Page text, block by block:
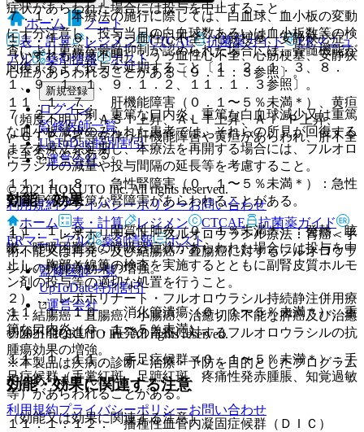
症状があらわれた場合には投与を中止すること。
１１．１．６． うっ血性心不全、心筋梗塞、安静狭心症
（いずれも頻度不明）：うっ血性心不全、心筋梗塞、安静狭
心症があらわれることがある〔９．１．３参照〕。
１１．１．７． 肝機能障害（０．１〜５％未満＊）、黄疸
（頻度不明）：ＡＳＴ上昇、ＡＬＴ上昇、Ａｌ−Ｐ上昇、
γ−ＧＴＰ上昇等を伴う肝機能障害や黄疸があらわれ、肝不全
に至ることがある。
１１．１．８． 急性腎障害（０．１〜５％未満＊）：急性
腎障害等の重篤な腎障害があらわれることがある。
１１．１．９． 間質性肺炎（０．１％未満＊）：発熱、咳
嗽、呼吸困難等の呼吸器症状があらわれた場合には投与を中
止し、胸部Ｘ線等の検査を実施するとともに副腎皮質ホルモ
ン剤の投与等の適切な処置を行うこと。
１１．１．１０． 消化管潰瘍（０．１〜５％未満＊）、重
篤な口内炎（０．１〜５％未満）。
１１．１．１１． 手足症候群（０．１〜５％未満＊）：手
足症候群（手掌紅斑、足蹠紅斑、疼痛性発赤腫脹、知覚過敏
等）があらわれることがある。
１１．１．１２． 播種性血管内凝固症候群（ＤＩＣ）
７．１． 本療法の施行に際しては、白血球、血小板の変動
に十分注意し、投与当日の白血球数あるいは血小板数等の検
査により重篤な骨髄抑制が認められた場合には、骨髄機能が
回復するまで投与を延期すること〔１．２、１．３、８．
１、９．１．１、９．１．２、１１．１．３参照〕。
７．２． 下痢、重篤な口内炎、重篤な白血球減少又は重篤
な血小板減少のみられた患者では、それらの所見が回復する
まで本療法を延期し、本療法を再開する場合には、フルオロ
ウラシルの減量や投与間隔の延長等を考慮すること。
効能・効果
１）． レボホリナート・フルオロウラシル療法：胃癌＜手
術不能又は再発＞及び結腸癌・直腸癌に対するフルオロウラ
シルの抗腫瘍効果の増強。
２）． レボホリナート・フルオロウラシル持続静注併用療
法：結腸癌・直腸癌、小腸癌、治癒切除不能な膵癌及び治癒
切除不能な進行・再発の胃癌に対するフルオロウラシルの抗
腫瘍効果の増強。
効能・効果に関連する注意
（効能又は効果に関連する注意）
ホーム
ノート
表・計算
レジメン CTCAE 抗菌薬ガイド
ERマニュ
アル
薬剤情報 ポスト
新規登録
ログイン
監修医師一覧
UpToDate特別割引
運営会社
© 2021 HOKUTO Inc. All rights reserved.
利用規約プライバシーポリシーお問い合わせ
ホーム
表・計算 レジメン CTCAE
抗菌薬ガイド
ERマニュアル
薬剤情報 ポスト
監修医師一覧
UpToDate特別割引
運営会社
© 2021 HOKUTO Inc. All rights reserved.
※本製品は疾病の診断・治療・予防を目的としたプログラム
ではありません。
利用規約プライバシーポリシーお問い合わせ